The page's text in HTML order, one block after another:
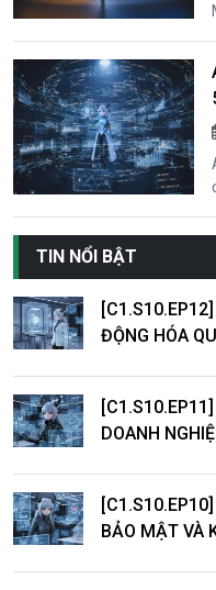
TIN NỔI BẬT
ĐỘNG HÓA
[C1.S10.EP11]
DOANH
[C1.S10.EP10]
BẢO MẬT VÀ